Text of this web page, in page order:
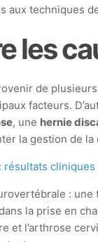
aux techniques
les
de
facteurs.
, une hernie
la gestion de la
cliniques
:
la prise en
et l’arthrose